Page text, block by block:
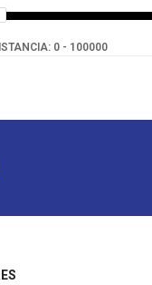
0 - 100000